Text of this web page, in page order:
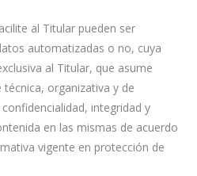
al Titular pueden ser
automatizadas o no, cuya
al Titular, que asume
organizativa y de
integridad y
en las mismas de acuerdo
vigente en protección de